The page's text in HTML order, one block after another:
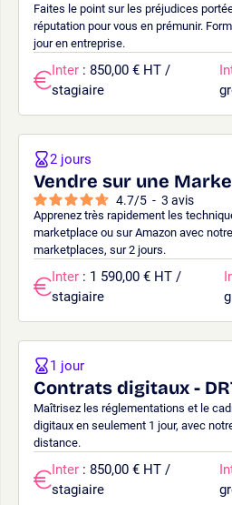
Faites le point sur les préjudices
réputation pour vous en prémunir.
jour en entreprise.
Inter : 850,00 € HT /
stagiaire
Vendre sur une
4.7/5 - 3 avis
Apprenez très rapidement les
marketplace ou sur Amazon avec
marketplaces, sur 2 jours.
2 jours
Inter : 1 590,00 € HT /
stagiaire
Contrats digitaux -
Maîtrisez les réglementations et le
digitaux en seulement 1 jour, avec
distance.
1 jour
Inter : 850,00 € HT /
stagiaire